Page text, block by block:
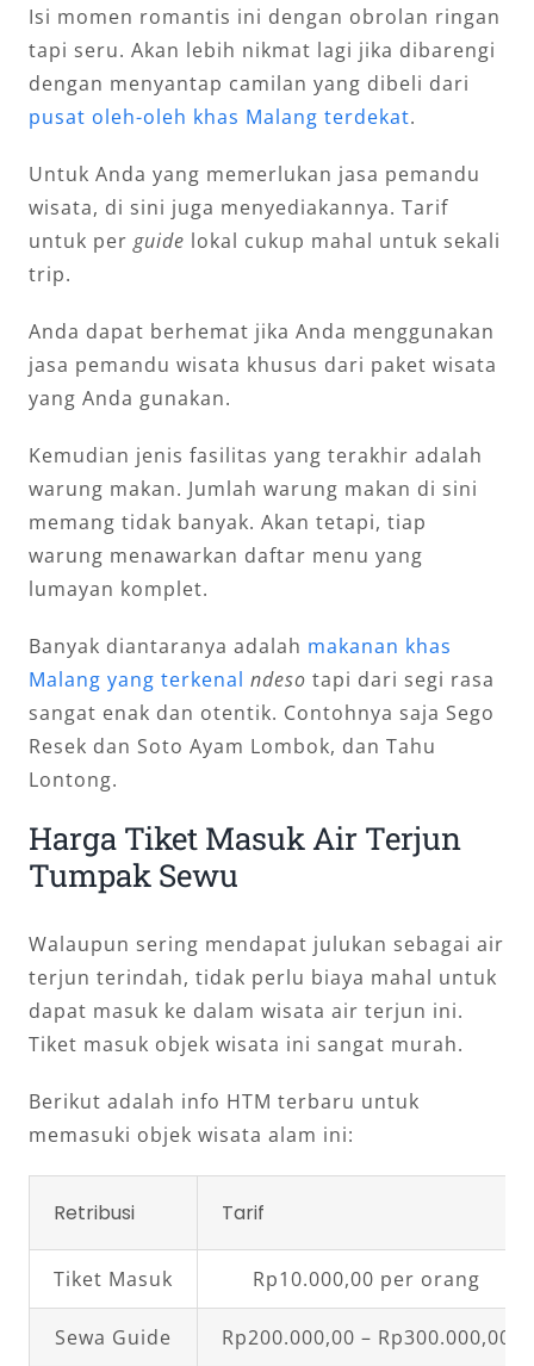
Isi momen romantis ini dengan obrolan ringan
tapi seru. Akan lebih nikmat lagi jika dibarengi
dengan menyantap camilan yang dibeli dari
pusat oleh-oleh khas Malang terdekat.
Untuk Anda yang memerlukan jasa pemandu
wisata, di sini juga menyediakannya. Tarif
untuk per guide lokal cukup mahal untuk sekali
trip.
Anda dapat berhemat jika Anda menggunakan
jasa pemandu wisata khusus dari paket wisata
yang Anda gunakan.
Kemudian jenis fasilitas yang terakhir adalah
warung makan. Jumlah warung makan di sini
memang tidak banyak. Akan tetapi, tiap
warung menawarkan daftar menu yang
lumayan komplet.
Banyak diantaranya adalah makanan khas
Malang yang terkenal ndeso tapi dari segi rasa
sangat enak dan otentik. Contohnya saja Sego
Resek dan Soto Ayam Lombok, dan Tahu
Lontong.
Harga Tiket Masuk Air Terjun
Tumpak Sewu
Walaupun sering mendapat julukan sebagai air
terjun terindah, tidak perlu biaya mahal untuk
dapat masuk ke dalam wisata air terjun ini.
Tiket masuk objek wisata ini sangat murah.
Berikut adalah info HTM terbaru untuk
memasuki objek wisata alam ini:
Retribusi Tarif
Tiket Masuk Rp10.000,00 per orang
Sewa Guide
Rp200.000,00 – Rp300.000,00